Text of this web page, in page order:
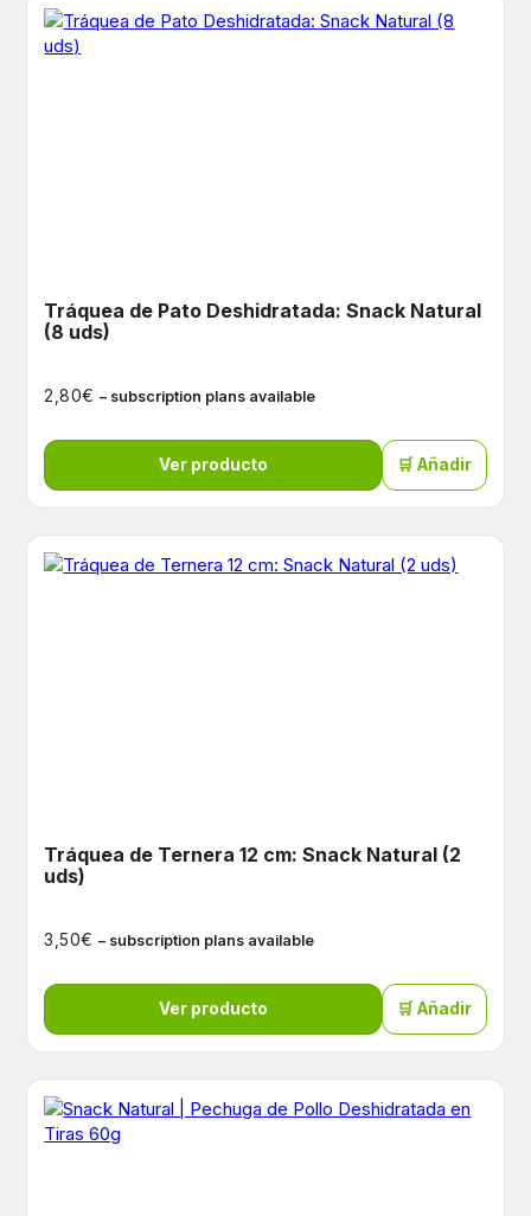
Tráquea de Pato Deshidratada: Snack Natural
(8 uds)
2,80€ – subscription plans available
Ver producto 🛒 Añadir
Tráquea de Ternera 12 cm: Snack Natural (2
uds)
3,50€ – subscription plans available
Ver producto 🛒 Añadir